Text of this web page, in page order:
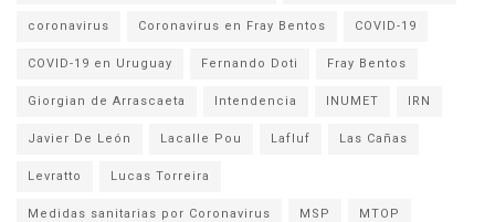
coronavirus Coronavirus en Fray Bentos COVID-19
COVID-19 en Uruguay Fernando Doti Fray Bentos
Giorgian de Arrascaeta Intendencia INUMET IRN
Javier De León Lacalle Pou Lafluf Las Cañas
Levratto Lucas Torreira
Medidas sanitarias por Coronavirus MSP MTOP